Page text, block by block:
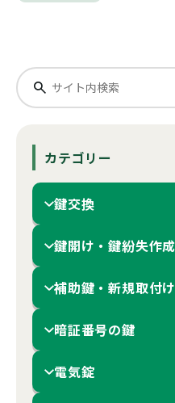
カテゴリー
鍵交換
鍵開け・鍵紛失作成
補助鍵・新規取付け
暗証番号の鍵
電気錠